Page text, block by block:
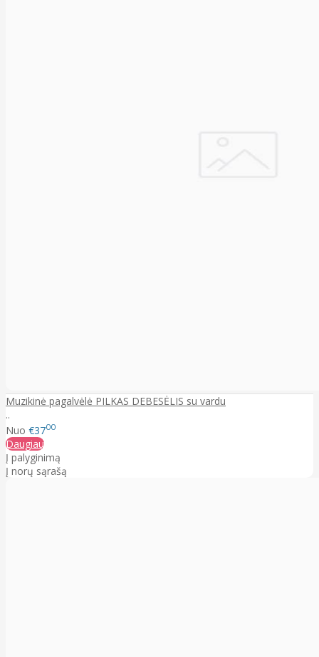
Muzikinė pagalvėlė PILKAS DEBESĖLIS su vardu
..
Nuo €3700
Daugiau
Į palyginimą
Į norų sąrašą